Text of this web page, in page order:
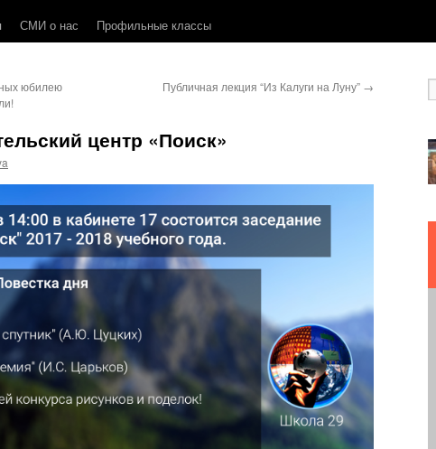
СМИ о нас Профильные классы
юбилею
Публичная лекция “Из Калуги на Луну” →
центр «Поиск»